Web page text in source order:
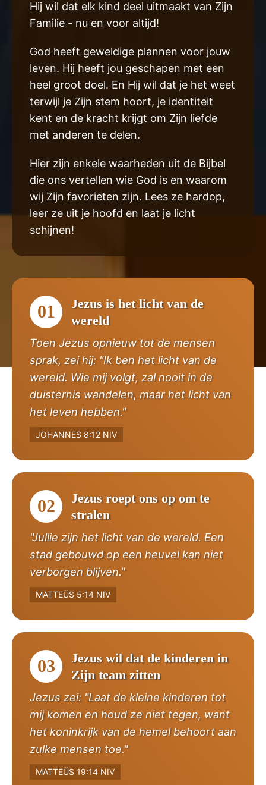
Hij wil dat elk kind deel uitmaakt van Zijn
Familie - nu en voor altijd!
God heeft geweldige plannen voor jouw
leven. Hij heeft jou geschapen met een
heel groot doel. En Hij wil dat je het weet
terwijl je Zijn stem hoort, je identiteit
kent en de kracht krijgt om Zijn liefde
met anderen te delen.
Hier zijn enkele waarheden uit de Bijbel
die ons vertellen wie God is en waarom
wij Zijn favorieten zijn. Lees ze hardop,
leer ze uit je hoofd en laat je licht
schijnen!
01
Jezus is het licht van de
wereld
Toen Jezus opnieuw tot de mensen
sprak, zei hij: "Ik ben het licht van de
wereld. Wie mij volgt, zal nooit in de
duisternis wandelen, maar het licht van
het leven hebben."
JOHANNES 8:12 NIV
02
Jezus roept ons op om te
stralen
"Jullie zijn het licht van de wereld. Een
stad gebouwd op een heuvel kan niet
verborgen blijven."
MATTEÜS 5:14 NIV
03
Jezus wil dat de kinderen in
Zijn team zitten
Jezus zei: "Laat de kleine kinderen tot
mij komen en houd ze niet tegen, want
het koninkrijk van de hemel behoort aan
zulke mensen toe."
MATTEÜS 19:14 NIV